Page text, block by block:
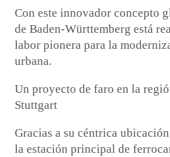
Con este innovador concepto
de Baden-Württemberg está
labor pionera para la
urbana.
Un proyecto de faro en la
Stuttgart
Gracias a su céntrica
la estación principal de